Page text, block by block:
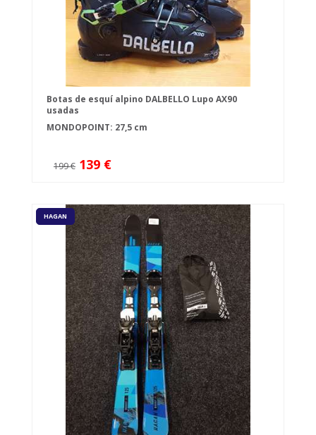
Botas de esquí alpino DALBELLO Lupo AX90
usadas
MONDOPOINT: 27,5 cm
199 € 139 €
HAGAN